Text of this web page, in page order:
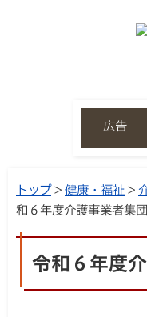
広告
トップ> 健康・福祉 >
和６年度介護事業者集
令和６年度